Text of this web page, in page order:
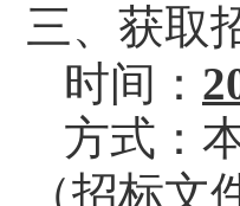
三、获取
时间：
方式：
（招标文